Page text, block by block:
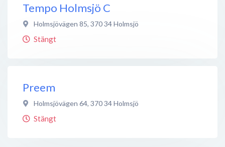
Tempo Holmsjö C
Holmsjövägen 85, 370 34Holmsjö
Stängt
Preem
Holmsjövägen 64, 370 34Holmsjö
Stängt